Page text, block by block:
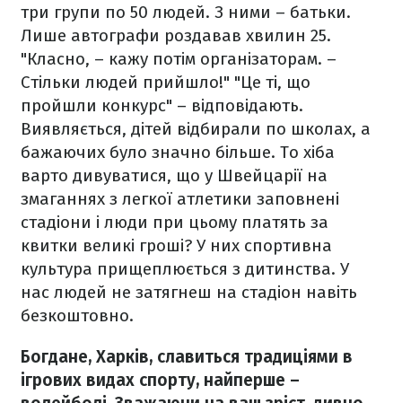
три групи по 50 людей. З ними – батьки.
Лише автографи роздавав хвилин 25.
"Класно, – кажу потім організаторам. –
Стільки людей прийшло!" "Це ті, що
пройшли конкурс" – відповідають.
Виявляється, дітей відбирали по школах, а
бажаючих було значно більше. То хіба
варто дивуватися, що у Швейцарії на
змаганнях з легкої атлетики заповнені
стадіони і люди при цьому платять за
квитки великі гроші? У них спортивна
культура прищеплюється з дитинства. У
нас людей не затягнеш на стадіон навіть
безкоштовно.
Богдане, Харків, славиться традиціями в
ігрових видах спорту, найперше –